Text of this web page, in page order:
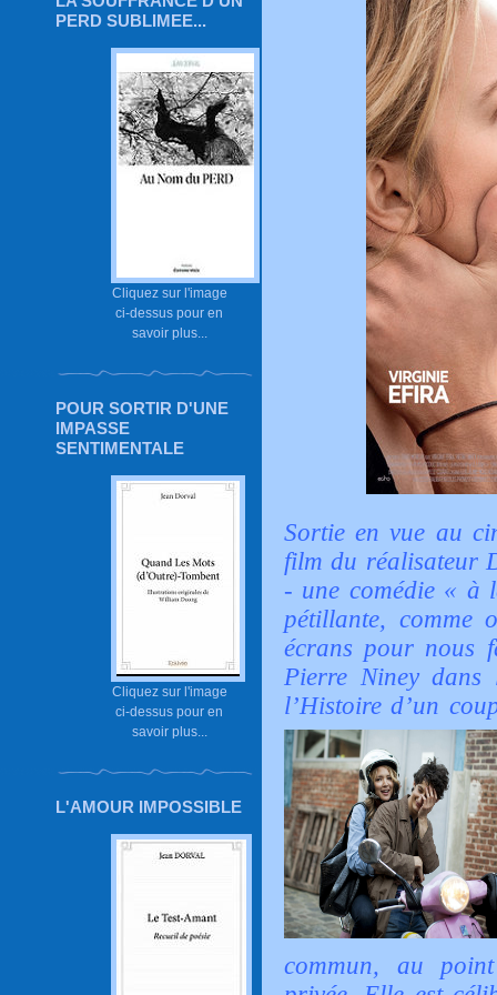
PERD SUBLIMEE...
Cliquez sur l'image
ci-dessus pour en
savoir plus...
POUR SORTIR D'UNE
IMPASSE
SENTIMENTALE
Cliquez sur l'image
ci-dessus pour en
savoir plus...
L'AMOUR IMPOSSIBLE
Sortie en vue au
film du réalisateur
- une comédie « à
pétillante, comme
écrans pour nous
Pierre Niney
l’Histoire d’un
commun, au